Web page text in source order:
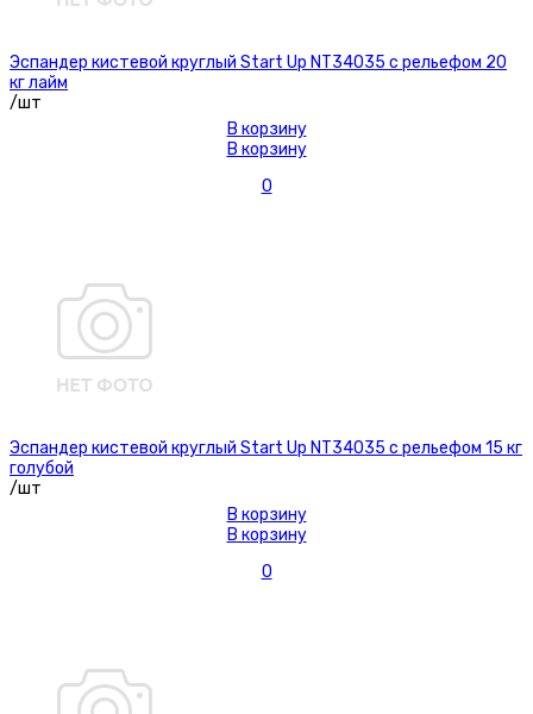
Эспандер кистевой круглый Start Up NT34035 с рельефом 20
кг лайм
/шт
В корзину
В корзину
0
Эспандер кистевой круглый Start Up NT34035 с рельефом 15 кг
голубой
/шт
В корзину
В корзину
0